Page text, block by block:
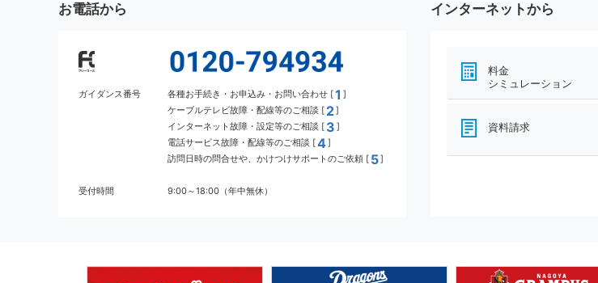
お電話から
ガイダンス番号 各種お手続き・お申込み・お問い合わせ [1 ]
ケーブルテレビ故障・配線等のご相談 [ 2]
インターネット故障・設定等のご相談 [ 3 ]
電話サービス故障・配線等のご相談 [4]
訪問日時の問合せや、かけつけサポートのご依頼 [ 5]
受付時間 9:00～18:00（年中無休）
インターネットから
料金
シミュレーション
資料請求